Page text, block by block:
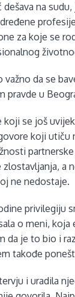
na
za koje se
da se
pravde u
koji se još
koji utiču
a
ne nedostaje.
privilegiju
o meni,
da je to bio i
takođe
i uradila